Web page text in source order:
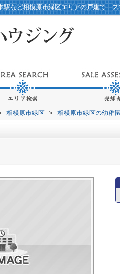
など相模原市緑区エリアの戸建て｜
相模原市緑区 > 相模原市緑区の幼稚園